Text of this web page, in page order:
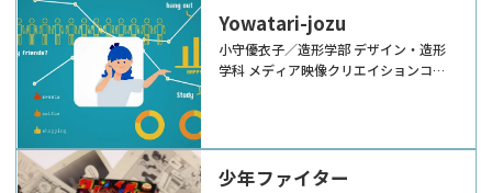
Yowatari-jozu
小守優衣子／造形学部 デザイン・造形
学科 メディア映像クリエイションコー
少年ファイター